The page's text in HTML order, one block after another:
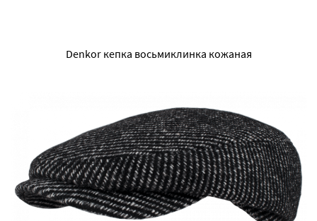
Denkor кепка восьмиклинка кожаная